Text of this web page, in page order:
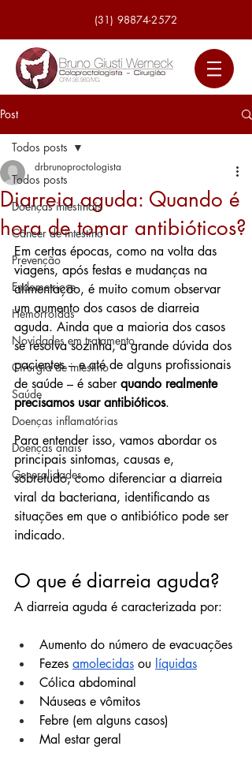
(31) 98874-2572
Post
Todos posts
Doenças intestinais
Câncer de intestino
Prevenção
Endometriose
Hemorroidas
Novidades em tratamento
Cirurgia de intestino
Saúde
Doenças inflamatórias
Doenças anais
Generalidades
Todos posts
Diarreia aguda: Quando é
hora de tomar antibióticos?
drbrunoproctologista
Em certas épocas, como na volta das
viagens, após festas e mudanças na
alimentação, é muito comum observar
um aumento dos casos de diarreia
aguda. Ainda que a maioria dos casos
se resolva sozinha, a grande dúvida dos
pacientes – e até de alguns profissionais
de saúde – é saber quando realmente
precisamos usar antibióticos.
Para entender isso, vamos abordar os
principais sintomas, causas e,
sobretudo, como diferenciar a diarreia
viral da bacteriana, identificando as
situações em que o antibiótico pode ser
indicado.
O que é diarreia aguda?
A diarreia aguda é caracterizada por:
Aumento do número de evacuações
Fezes amolecidas ou líquidas
Cólica abdominal
Náuseas e vômitos
Febre (em alguns casos)
Mal estar geral